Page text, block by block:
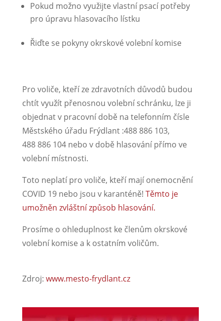
Pokud možno využijte vlastní psací potřeby
pro úpravu hlasovacího lístku
Řiďte se pokyny okrskové volební komise
Pro voliče, kteří ze zdravotních důvodů budou
chtít využít přenosnou volební schránku, lze ji
objednat v pracovní době na telefonním čísle
Městského úřadu Frýdlant :488 886 103,
488 886 104 nebo v době hlasování přímo ve
volební místnosti.
Toto neplatí pro voliče, kteří mají onemocnění
COVID 19 nebo jsou v karanténě! Těmto je
umožněn zvláštní způsob hlasování.
Prosíme o ohleduplnost ke členům okrskové
volební komise a k ostatním voličům.
Zdroj: www.mesto-frydlant.cz